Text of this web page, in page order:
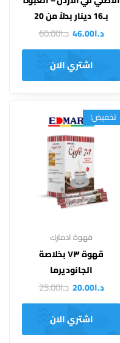
بـ16 دينار بدلاً من 20
د.ا46.00 د.ا60.00
اشتري الان
تخفيض!
قهوة ادمارك
قهوة ٧٣ بخلاصة
الجانوديرما
د.ا20.00 د.ا25.00
اشتري الان